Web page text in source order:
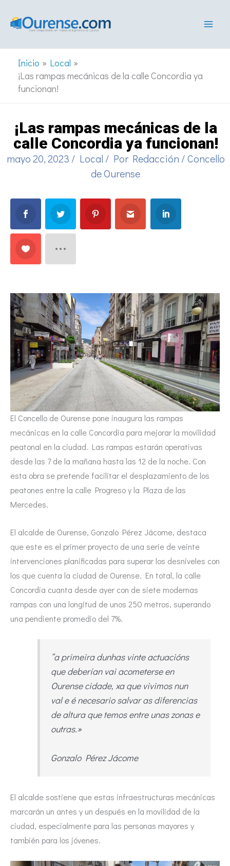
Inicio
Local
¡Las rampas mecánicas de la calle Concordia ya
funcionan!
¡Las rampas mecánicas de la
calle Concordia ya funcionan!
mayo 20, 2023 / Local / Por Redacción /Concello
de Ourense
El Concello de Ourense pone inaugura las rampas
mecánicas en la calle Concordia para mejorar la movilidad
peatonal en la ciudad. Las rampas estarán operativas
desde las 7 de la mañana hasta las 12 de la noche. Con
esta obra se pretende facilitar el desplazamiento de los
peatones entre la calle Progreso y la Plaza de las
Mercedes.
El alcalde de Ourense, Gonzalo Pérez Jácome, destaca
que este es el primer proyecto de una serie de veinte
intervenciones planificadas para superar los desniveles con
los que cuenta la ciudad de Ourense. En total, la calle
Concordia cuanta desde ayer con de siete modernas
rampas con una longitud de unos 250 metros, superando
una pendiente promedio del 7%.
“a primeira dunhas vinte actuacións
que deberían vai acometerse en
Ourense cidade, xa que vivimos nun
val e é necesario salvar as diferencias
de altura que temos entre unas zonas e
outras.»
Gonzalo Pérez Jácome
El alcalde sostiene que estas infraestructuras mecánicas
marcarán un antes y un después en la movilidad de la
ciudad, especialmente para las personas mayores y
también para los jóvenes.